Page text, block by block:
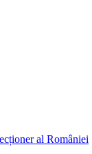
al României